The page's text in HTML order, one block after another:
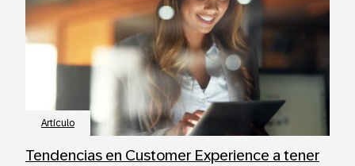
Artículo
Tendencias en Customer Experience a tener